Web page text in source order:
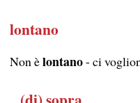
lontano
Non èlontano- ci